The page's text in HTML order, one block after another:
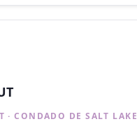
· CONDADO DE SALT LAKE